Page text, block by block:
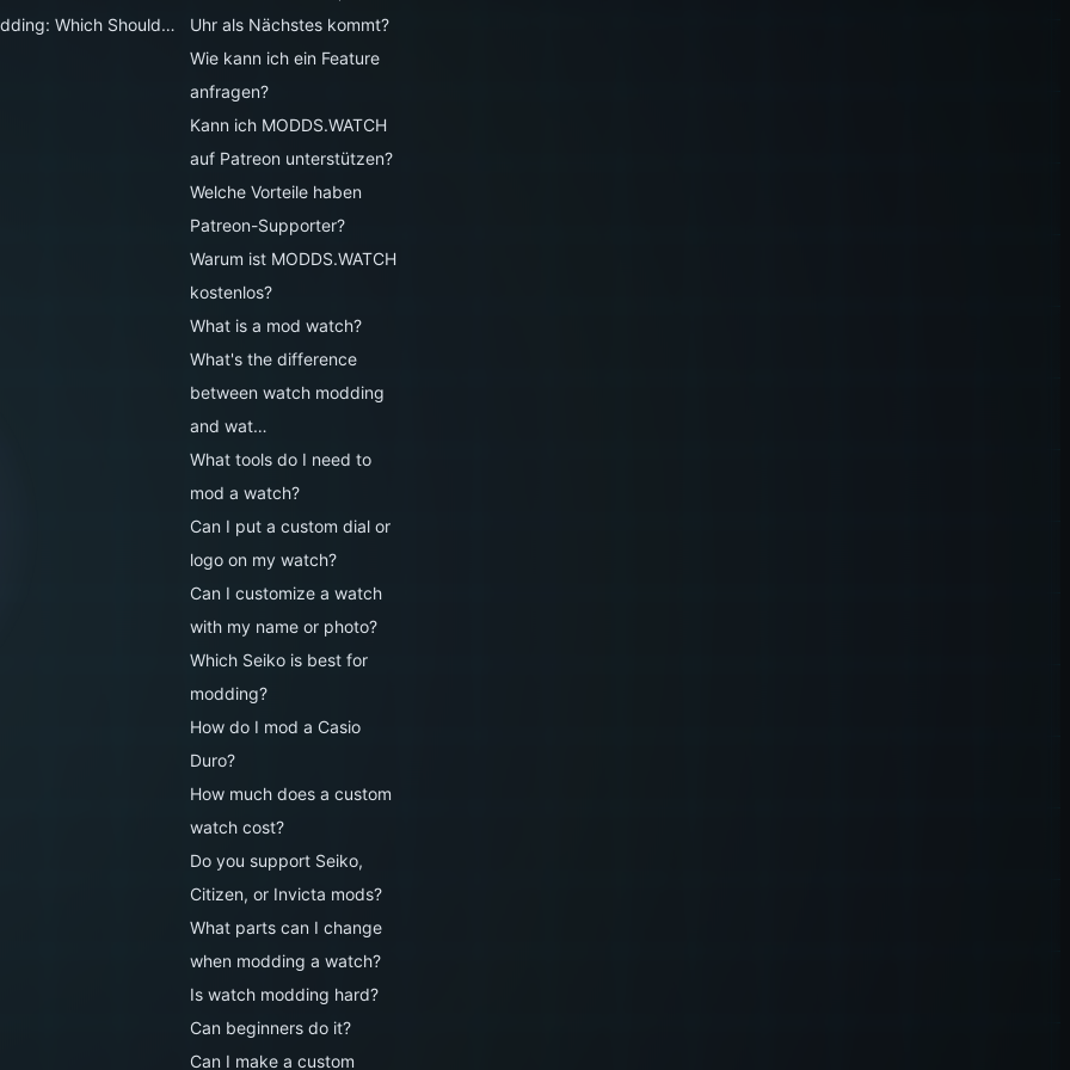
Which Should…
Uhr als Nächstes kommt?
Wie kann ich ein Feature
anfragen?
Kann ich MODDS.WATCH
auf Patreon unterstützen?
Welche Vorteile haben
Patreon-Supporter?
Warum ist MODDS.WATCH
kostenlos?
What is a mod watch?
What's the difference
between watch modding
and wat…
What tools do I need to
mod a watch?
Can I put a custom dial or
logo on my watch?
Can I customize a watch
with my name or photo?
Which Seiko is best for
modding?
How do I mod a Casio
Duro?
How much does a custom
watch cost?
Do you support Seiko,
Citizen, or Invicta mods?
What parts can I change
when modding a watch?
Is watch modding hard?
Can beginners do it?
Can I make a custom